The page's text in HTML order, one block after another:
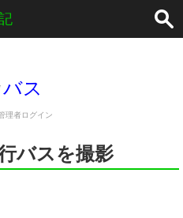
×
バス
理者ログイン
バスを撮影